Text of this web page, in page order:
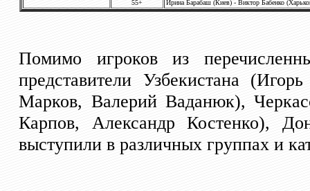
55+
Ирина Барабаш (Киев) - Виктор Бабенко
Помимо игроков из
представители Узбекистана
Марков, Валерий Ваданюк),
Карпов, Александр Костенко),
выступили в различных группах и